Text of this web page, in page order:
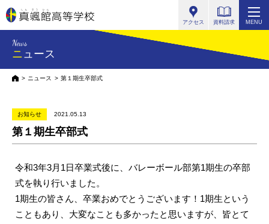
アクセス 資料請求 MENU
News
ニュース
HOMEニュース 第１期生卒部式
お知らせ 2021.05.13
第１期生卒部式
令和3年3月1日卒業式後に、バレーボール部第1期生の卒部
式を執り行いました。
1期生の皆さん、卒業おめでとうございます！1期生という
こともあり、大変なことも多かったと思いますが、皆とて